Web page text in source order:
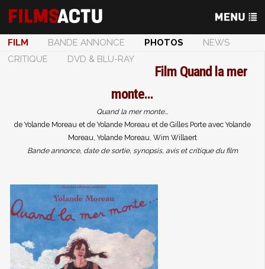
FILM BANDE ANNONCE PHOTOS
NEWS
CRITIQUE
DVD & BLU-RAY
Film Quand la mer
monte...
Quand la mer monte...
de Yolande Moreau et de Yolande Moreau et de Gilles Porte avec Yolande
Moreau, Yolande Moreau, Wim Willaert
Bande annonce, date de sortie, synopsis, avis et critique du film